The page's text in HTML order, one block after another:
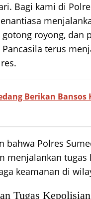
Bagi kami di
royong, dan
Pancasila terus
Berikan
bahwa Polres
menjalankan
keamanan di
Tugas Kepolisian